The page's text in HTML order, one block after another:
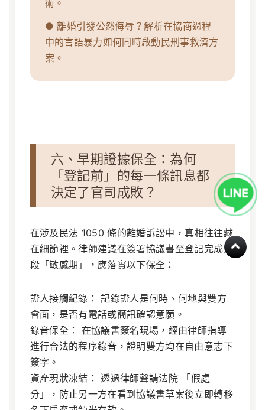
術。
● 離婚引發公然侮辱？解析在協商過程
中的言語暴力如何同時啟動民刑事救濟方
案。
六、早期證據保全：為何
「登記前」的每一條訊息都
決定了官司成敗？
在涉及民法 1050 條的離婚訴訟中，真相往往藏
在細節裡。律師建議在簽署協議書至登記完成這
段「敏感期」，應落實以下保全：
證人接觸紀錄： 記錄證人是何時、何地與雙方
會面，是否有電話或簡訊確認意願。
錄音保全：
在協議書簽名現場，經由律師指導
進行合法的程序錄音，證明雙方均在自由意志下
簽字。
資產現狀凍結： 透過律師聲請法院 「假處
分」，防止另一方在看到協議書草案後立即轉移